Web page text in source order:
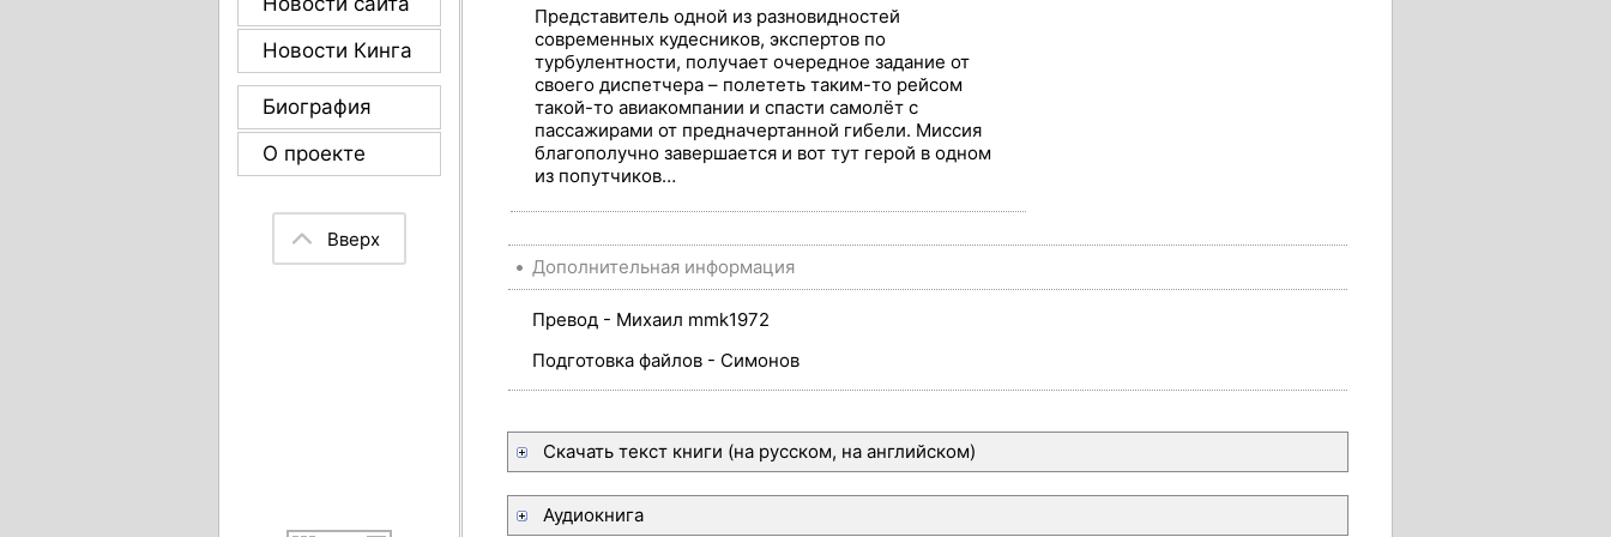
Новости Кинга
Биография
О проекте
Вверх
Представитель одной из разновидностей
современных кудесников, экспертов по
турбулентности, получает очередное задание от
своего диспетчера – полететь таким-то рейсом
такой-то авиакомпании и спасти самолёт с
пассажирами от предначертанной гибели. Миссия
благополучно завершается и вот тут герой в одном
из попутчиков…
Дополнительная информация
Превод - Михаил mmk1972
Подготовка файлов - Симонов
Скачать текст книги (на русском, на английском)
Аудиокнига